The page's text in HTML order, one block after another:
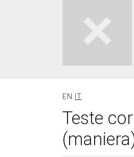
EN IT
Teste